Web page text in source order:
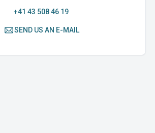
+41 43 508 46 19
SEND US AN E-MAIL